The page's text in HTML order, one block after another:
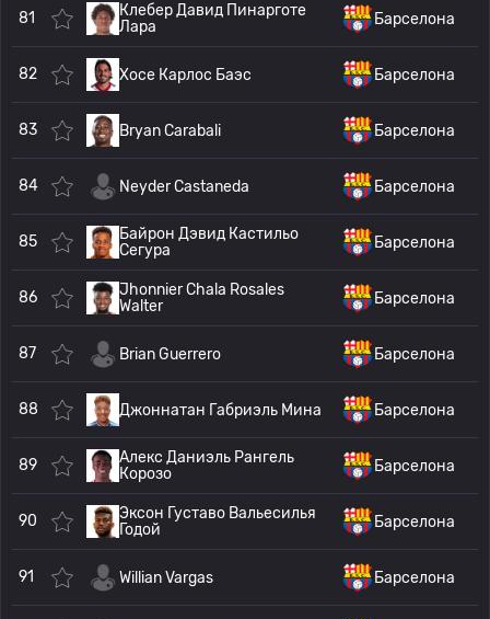
81
Клебер Давид Пинарготе
Лара
Барселона
82 Хосе Карлос Баэс Барселона
83 Bryan Carabali Барселона
84 Neyder Castaneda Барселона
85
Байрон Дэвид Кастильо
Сегура
Барселона
86
Jhonnier Chala Rosales
Walter
Барселона
87 Brian Guerrero Барселона
88 Джоннатан Габриэль Мина Барселона
89
Алекс Даниэль Рангель
Корозо
Барселона
90
Эксон Густаво Вальесилья
Годой
Барселона
91 Willian Vargas Барселона